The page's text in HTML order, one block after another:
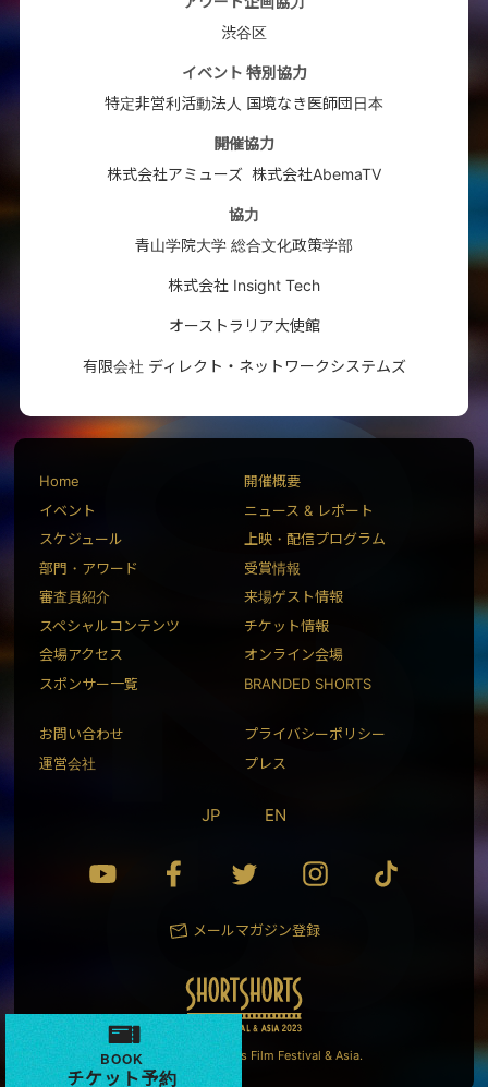
BOOK
チケット予約
渋谷区
イベント 特別協力
特定非営利活動法人 国境なき医師団日本
開催協力
株式会社アミューズ 株式会社AbemaTV
協力
青山学院大学 総合文化政策学部
株式会社 Insight Tech
オーストラリア大使館
有限会社 ディレクト・ネットワークシステムズ
Home
開催概要
イベント
ニュース & レポート
スケジュール
上映・配信プログラム
部門・アワード
受賞情報
審査員紹介
来場ゲスト情報
スペシャルコンテンツ
チケット情報
会場アクセス
オンライン会場
スポンサー一覧
BRANDED SHORTS
お問い合わせ
プライバシーポリシー
運営会社
プレス
JP EN
メールマガジン登録
© 2023 Short Shorts Film Festival & Asia.